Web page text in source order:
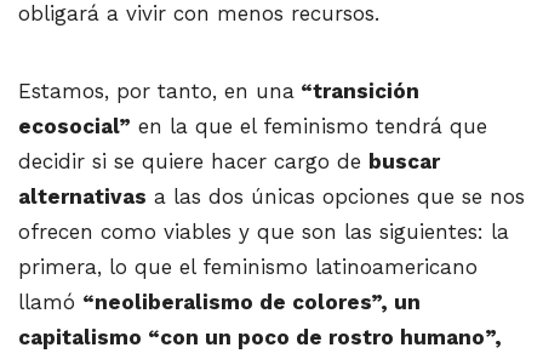
obligará a vivir con menos recursos.
Estamos, por tanto, en una “transición
ecosocial” en la que el feminismo tendrá que
decidir si se quiere hacer cargo de buscar
alternativas a las dos únicas opciones que se nos
ofrecen como viables y que son las siguientes: la
primera, lo que el feminismo latinoamericano
llamó “neoliberalismo de colores”, un
capitalismo “con un poco de rostro humano”,